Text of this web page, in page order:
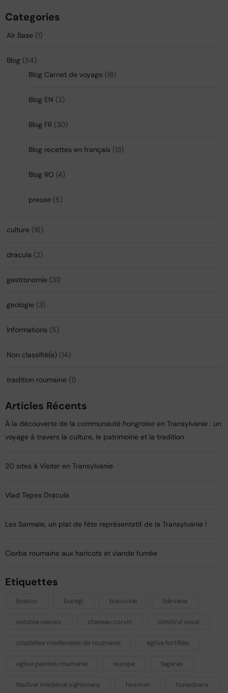
Categories
Air Base (1)
Blog (54)
Blog Carnet de voyage (18)
Blog EN (2)
Blog FR (30)
Blog recettes en français (13)
Blog RO (4)
presse (5)
culture (16)
dracula (2)
gastronomie (31)
geologie (3)
Informations (5)
Non classifié(e) (14)
tradition roumaine (1)
Articles Récents
À la découverte de la communauté hongroise en Transylvanie : un
voyage à travers la culture, le patrimoine et la tradition
20 sites à Visiter en Transylvanie
Vlad Tepes Dracula
Les Sarmale, un plat de fête représentatif de la Transylvanie !​
Ciorba roumaine aux haricots et viande fumée
Etiquettes
brasov bucegi bucovine bârsana
cetatea rasnov chateau corvin cimitirul vesel
citadelles medievales de roumanie eglise fortifiée
eglise peintes roumanie europe fagaras
festival médiéval sighisoara hosman hunedoara